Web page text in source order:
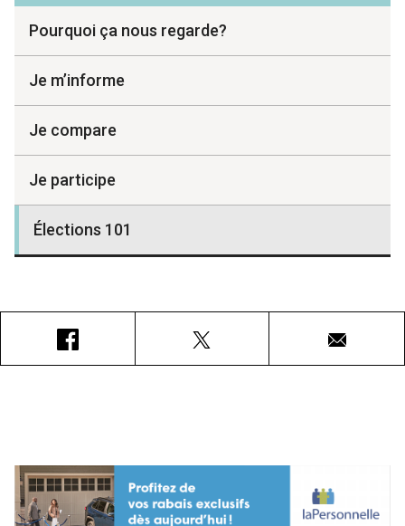
Pourquoi ça nous regarde?
Je m’informe
Je compare
Je participe
Élections 101
Courriel